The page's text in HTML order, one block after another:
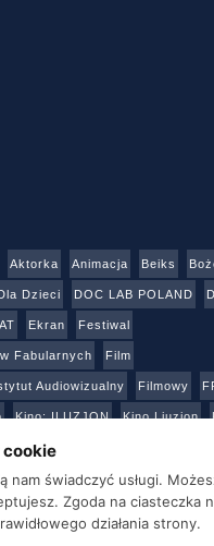
Aktorka Animacja Beiks
Dzieci DOC LAB POLAND
Ekran Festiwal
Fabularnych Film
Audiowizualny Filmowy
Kino: ILUZJON Kino Liuzjon
Panasonic
Reżyser Sony Sztuka
Video Warszawa Warsztaty
nam świadczyć usługi.
Zgoda na ciasteczka
działania strony.